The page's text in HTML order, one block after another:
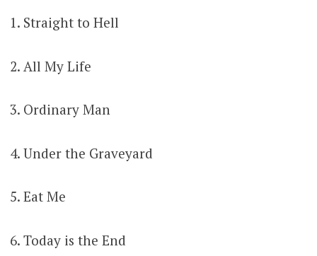
1. Straight to Hell
2. All My Life
3. Ordinary Man
4. Under the Graveyard
5. Eat Me
6. Today is the End